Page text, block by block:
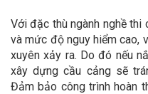
Với đặc thù ngành nghề thi
và mức độ nguy hiểm cao,
xuyên xảy ra. Do đó nếu
xây dựng cầu cảng sẽ
Đảm bảo công trình hoàn